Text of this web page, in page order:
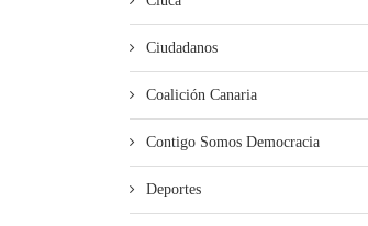
Ciudadanos
Coalición Canaria
Contigo Somos Democracia
Deportes